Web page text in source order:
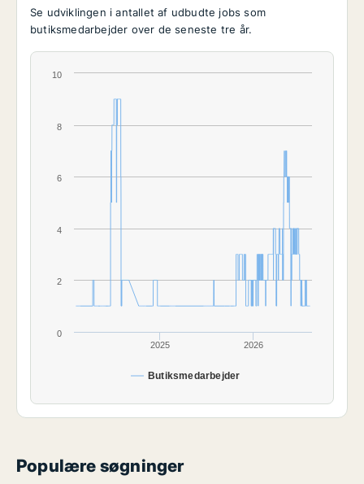
Se udviklingen i antallet af udbudte jobs som
butiksmedarbejder over de seneste tre år.
Butiksmedarbejder
2025 2026
0
2
4
6
8
10
Populære søgninger